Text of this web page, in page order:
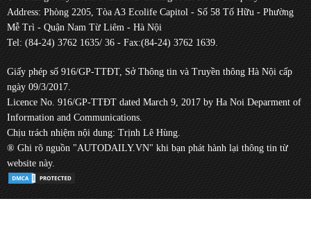
Address: Phòng 2205, Tòa A3 Ecolife Capitol - Số 58 Tố Hữu - Phường
Mễ Trì - Quận Nam Từ Liêm - Hà Nội
Tel: (84-24) 3762 1635/ 36 - Fax:(84-24) 3762 1639.
Giấy phép số 916/GP-TTĐT, Sở Thông tin và Truyền thông Hà Nội cấp
ngày 09/3/2017.
Licence No. 916/GP-TTĐT dated March 9, 2017 by Ha Noi Deparment of
Information and Communications.
Chịu trách nhiệm nội dung: Trịnh Lê Hùng.
® Ghi rõ nguồn "AUTODAILY.VN" khi bạn phát hành lại thông tin từ
website này.